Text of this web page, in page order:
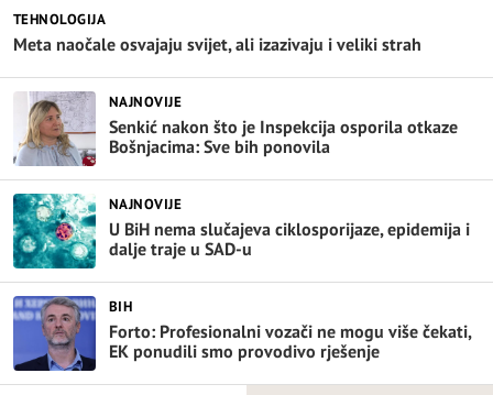
TEHNOLOGIJA
Meta naočale osvajaju svijet, ali izazivaju i veliki strah
NAJNOVIJE
Senkić nakon što je Inspekcija osporila otkaze
Bošnjacima: Sve bih ponovila
NAJNOVIJE
U BiH nema slučajeva ciklosporijaze, epidemija i
dalje traje u SAD-u
BIH
Forto: Profesionalni vozači ne mogu više čekati,
EK ponudili smo provodivo rješenje